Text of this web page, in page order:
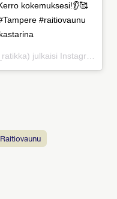
kokemuksesi!👂🥰
#raitiovaunu
Tampereen Ratikka (@tampereen_ratikka) julkaisi Instagramissa
raitiovaunu